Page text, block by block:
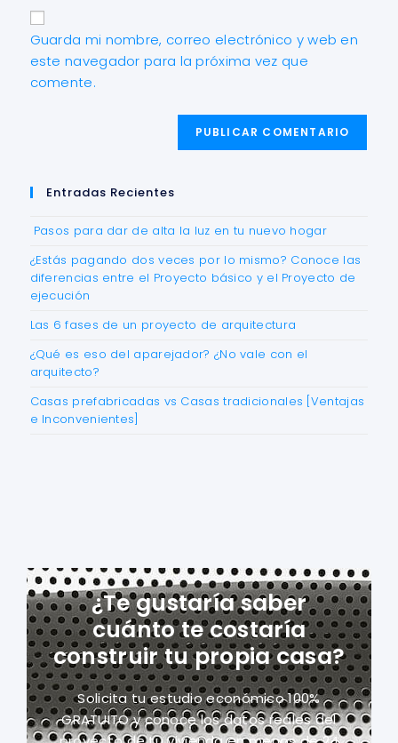
Guarda mi nombre, correo electrónico y web en
este navegador para la próxima vez que
comente.
Entradas Recientes
Pasos para dar de alta la luz en tu nuevo hogar
¿Estás pagando dos veces por lo mismo? Conoce las
diferencias entre el Proyecto básico y el Proyecto de
ejecución
Las 6 fases de un proyecto de arquitectura
¿Qué es eso del aparejador? ¿No vale con el
arquitecto?
Casas prefabricadas vs Casas tradicionales [Ventajas
e Inconvenientes]
¿Te gustaría saber
cuánto te costaría
construir tu propia casa?
Solicita tu estudio económico 100%
GRATUITO y conoce los datos reales del